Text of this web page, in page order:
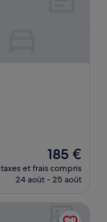
Le
nouveau
prix
de
185 €
185 €
taxes et frais compris
24 août - 25 août